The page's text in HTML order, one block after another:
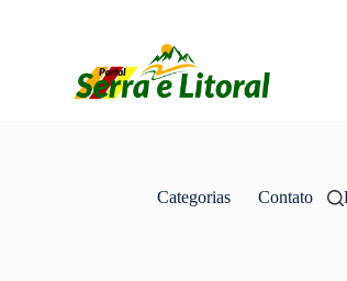
Categorias Contato